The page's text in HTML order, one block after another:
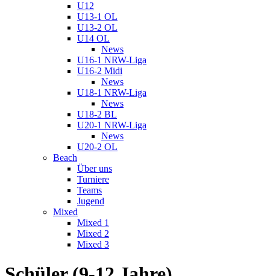
U12
U13-1 OL
U13-2 OL
U14 OL
News
U16-1 NRW-Liga
U16-2 Midi
News
U18-1 NRW-Liga
News
U18-2 BL
U20-1 NRW-Liga
News
U20-2 OL
Beach
Über uns
Turniere
Teams
Jugend
Mixed
Mixed 1
Mixed 2
Mixed 3